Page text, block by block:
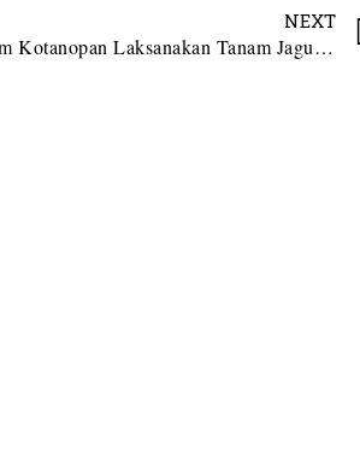
NEXT
Forkopincam Kotanopan Laksanakan Tanam Jagung Serentak